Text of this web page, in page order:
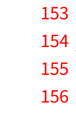
153
154
155
156